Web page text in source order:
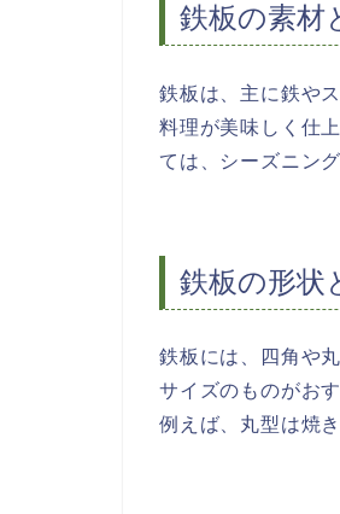
鉄板の素材
鉄板は、主に鉄や
料理が美味しく仕
ては、シーズニン
鉄板の形状
鉄板には、四角や
サイズのものがお
例えば、丸型は焼